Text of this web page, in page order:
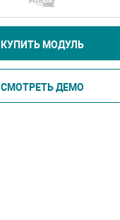
КУПИТЬ МОДУЛЬ
СМОТРЕТЬ ДЕМО